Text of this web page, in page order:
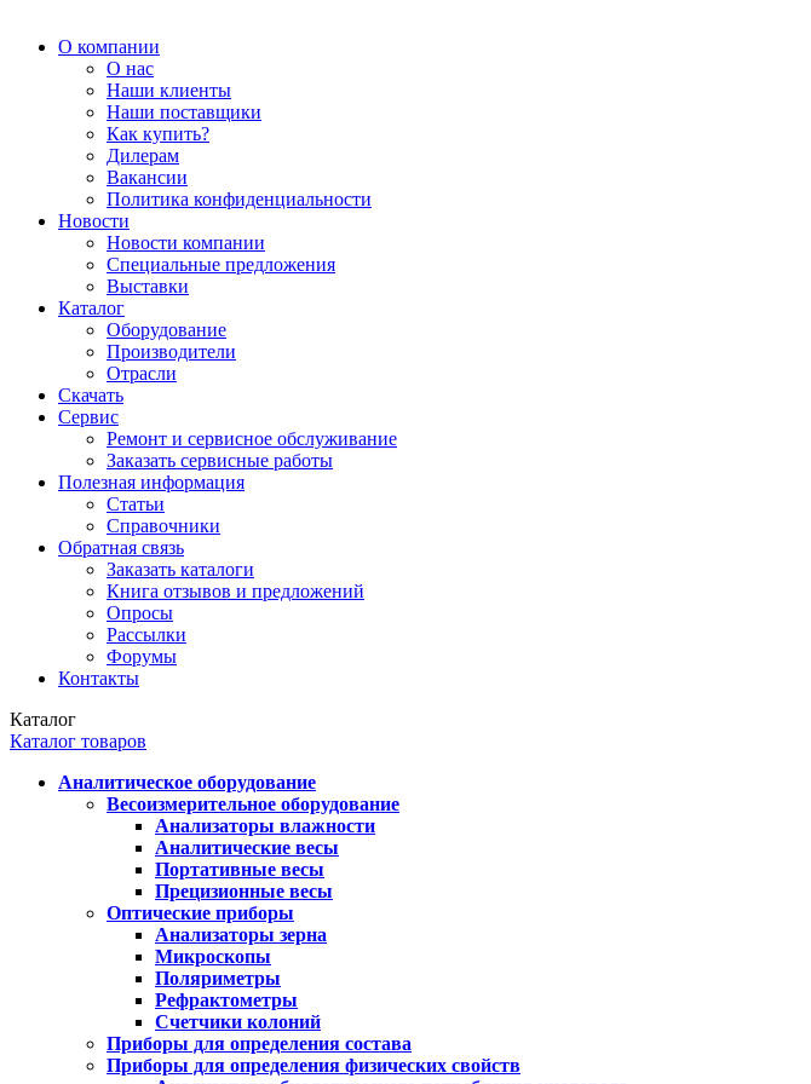
О компании
О нас
Наши клиенты
Наши поставщики
Как купить?
Дилерам
Вакансии
Политика конфиденциальности
Новости
Новости компании
Специальные предложения
Выставки
Каталог
Оборудование
Производители
Отрасли
Скачать
Сервис
Ремонт и сервисное обслуживание
Заказать сервисные работы
Полезная информация
Статьи
Справочники
Обратная связь
Заказать каталоги
Книга отзывов и предложений
Опросы
Рассылки
Форумы
Контакты
Каталог
Каталог товаров
Аналитическое оборудование
Весоизмерительное оборудование
Анализаторы влажности
Аналитические весы
Портативные весы
Прецизионные весы
Оптические приборы
Анализаторы зерна
Микроскопы
Поляриметры
Рефрактометры
Счетчики колоний
Приборы для определения состава
Приборы для определения физических свойств